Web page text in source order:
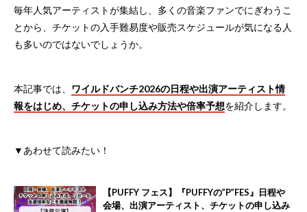
毎年人気アーティストが集結し、多くの音楽ファンでにぎわうこ
とから、チケットの入手難易度や販売スケジュールが気になる人
も多いのではないでしょうか。
本記事では、 ワイルドバンチ2026の日程や出演アーティスト情
報をはじめ、チケットの申し込み方法や倍率予想を紹介します。
▼あわせて読みたい！
【PUFFY フェス】『PUFFYの”P”FES』日程や
会場、出演アーティスト、チケットの申し込み